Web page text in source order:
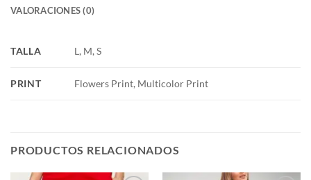
VALORACIONES (0)
TALLA L, M, S
PRINT Flowers Print, Multicolor Print
PRODUCTOS RELACIONADOS